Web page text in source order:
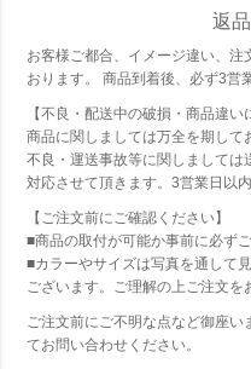
返
お客様ご都合、イメージ違い、
おります。 商品到着後、必ず3営
【不良・配送中の破損・商品違い
商品に関しましては万全を期して
不良・運送事故等に関しましては
対応させて頂きます。3営業日以
【ご注文前にご確認ください】
■商品の取付が可能か事前に必ずご
■カラーやサイズは写真を通して
ございます。ご理解の上ご注文を
ご注文前にご不明な点など御座
てお問い合わせください。